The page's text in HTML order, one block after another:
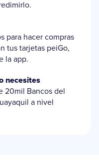
para hacer compras
tus tarjetas peiGo,
la app.
necesites
20mil Bancos del
a nivel